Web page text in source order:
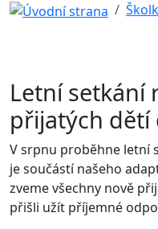
Letní setkání
přijatých dětí
V srpnu proběhne letní
je součástí našeho
zveme všechny nově
přišli užít příjemné